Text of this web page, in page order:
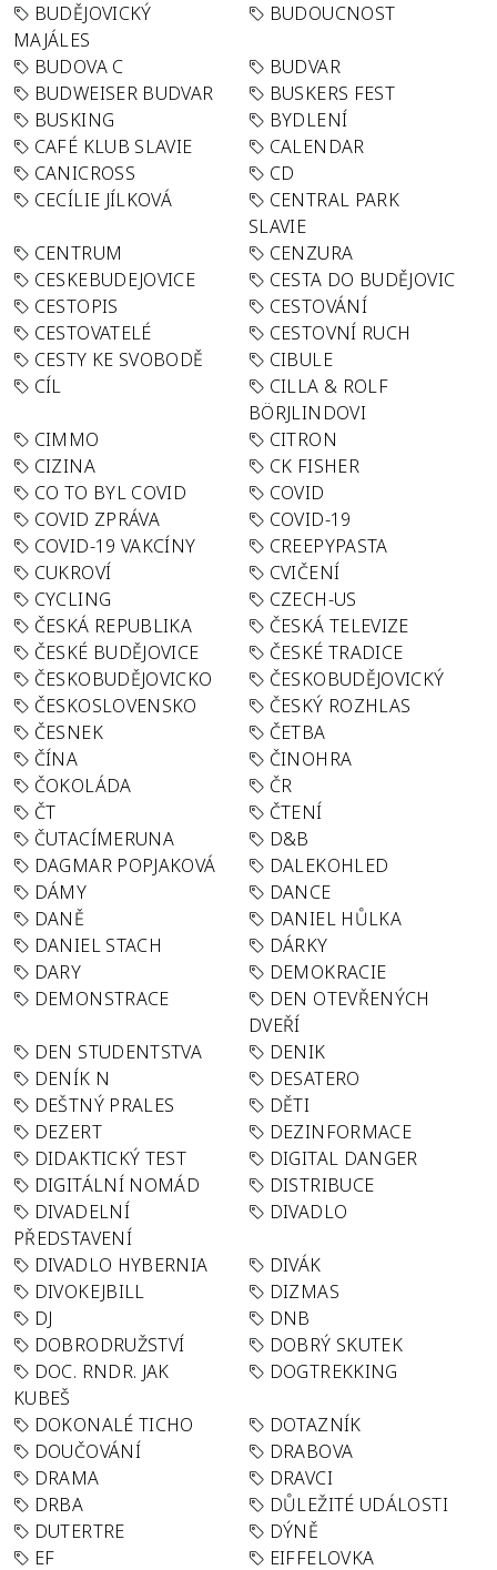
BUDĚJOVICKÝ
MAJÁLES
BUDOUCNOST
BUDOVA C
BUDVAR
BUDWEISER BUDVAR
BUSKERS FEST
BUSKING
BYDLENÍ
CAFÉ KLUB SLAVIE
CALENDAR
CANICROSS
CD
CECÍLIE JÍLKOVÁ
CENTRAL PARK
SLAVIE
CENTRUM
CENZURA
CESKEBUDEJOVICE
CESTA DO BUDĚJOVIC
CESTOPIS
CESTOVÁNÍ
CESTOVATELÉ
CESTOVNÍ RUCH
CESTY KE SVOBODĚ
CIBULE
CÍL
CILLA & ROLF
BÖRJLINDOVI
CIMMO
CITRON
CIZINA
CK FISHER
CO TO BYL COVID
COVID
COVID ZPRÁVA
COVID-19
COVID-19 VAKCÍNY
CREEPYPASTA
CUKROVÍ
CVIČENÍ
CYCLING
CZECH-US
ČESKÁ REPUBLIKA
ČESKÁ TELEVIZE
ČESKÉ BUDĚJOVICE
ČESKÉ TRADICE
ČESKOBUDĚJOVICKO
ČESKOBUDĚJOVICKÝ
ČESKOSLOVENSKO
ČESKÝ ROZHLAS
ČESNEK
ČETBA
ČÍNA
ČINOHRA
ČOKOLÁDA
ČR
ČT
ČTENÍ
ČUTACÍMERUNA
D&B
DAGMAR POPJAKOVÁ
DALEKOHLED
DÁMY
DANCE
DANĚ
DANIEL HŮLKA
DANIEL STACH
DÁRKY
DARY
DEMOKRACIE
DEMONSTRACE
DEN OTEVŘENÝCH
DVEŘÍ
DEN STUDENTSTVA
DENIK
DENÍK N
DESATERO
DEŠTNÝ PRALES
DĚTI
DEZERT
DEZINFORMACE
DIDAKTICKÝ TEST
DIGITAL DANGER
DIGITÁLNÍ NOMÁD
DISTRIBUCE
DIVADELNÍ
PŘEDSTAVENÍ
DIVADLO
DIVADLO HYBERNIA
DIVÁK
DIVOKEJBILL
DIZMAS
DJ
DNB
DOBRODRUŽSTVÍ
DOBRÝ SKUTEK
DOC. RNDR. JAK
KUBEŠ
DOGTREKKING
DOKONALÉ TICHO
DOTAZNÍK
DOUČOVÁNÍ
DRABOVA
DRAMA
DRAVCI
DRBA
DŮLEŽITÉ UDÁLOSTI
DUTERTRE
DÝNĚ
EF
EIFFELOVKA